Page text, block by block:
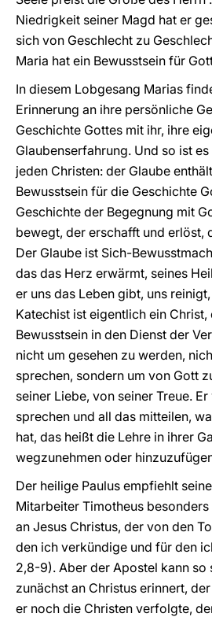
Niedrigkeit seiner Magd hat er
sich von Geschlecht zu
Maria hat ein Bewusstsein für
In diesem Lobgesang Marias
Erinnerung an ihre persönliche
Geschichte Gottes mit ihr, ihre
Glaubenserfahrung. Und so ist
jeden Christen: der Glaube
Bewusstsein für die Geschichte
Geschichte der Begegnung mit
bewegt, der erschafft und erlöst,
Der Glaube ist Sich-
das das Herz erwärmt, seines
er uns das Leben gibt, uns
Katechist ist eigentlich ein Christ,
Bewusstsein in den Dienst der
nicht um gesehen zu werden,
sprechen, sondern um von Gott
seiner Liebe, von seiner Treue.
sprechen und all das mitteilen,
hat, das heißt die Lehre in ihrer
wegzunehmen oder
Der heilige Paulus empfiehlt
Mitarbeiter Timotheus
an Jesus Christus, der von den
den ich verkündige und für den
2,8-9). Aber der Apostel kann so
zunächst an Christus erinnert,
er noch die Christen verfolgte,